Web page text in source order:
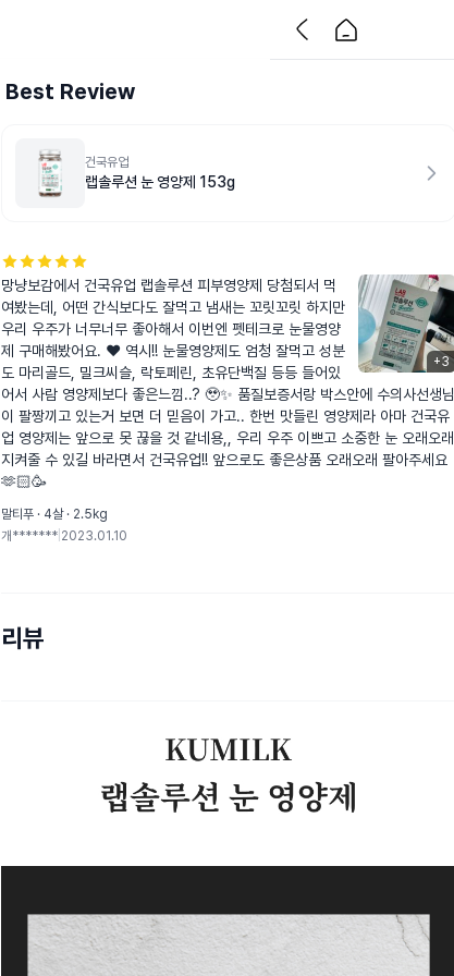
Best Review
건국유업
랩솔루션 눈 영양제 153g
+3
망냥보감에서 건국유업 랩솔루션 피부영양제 당첨되서 먹
여봤는데, 어떤 간식보다도 잘먹고 냄새는 꼬릿꼬릿 하지만
우리 우주가 너무너무 좋아해서 이번엔 펫테크로 눈물영양
제 구매해봤어요. ❤️ 역시!! 눈물영양제도 엄청 잘먹고 성분
도 마리골드, 밀크씨슬, 락토페린, 초유단백질 등등 들어있
어서 사람 영양제보다 좋은느낌..? 🥹✨ 품질보증서랑 박스안에 수의사선생님
이 팔짱끼고 있는거 보면 더 믿음이 가고.. 한번 맛들린 영양제라 아마 건국유
업 영양제는 앞으로 못 끊을 것 같네용,, 우리 우주 이쁘고 소중한 눈 오래오래
지켜줄 수 있길 바라면서 건국유업!! 앞으로도 좋은상품 오래오래 팔아주세요
🫶🏻🥳
말티푸 · 4살 · 2.5kg
개******* 2023.01.10
리뷰